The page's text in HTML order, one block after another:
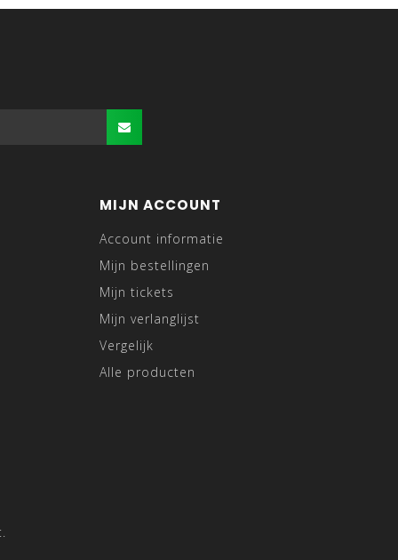
MIJN ACCOUNT
Account informatie
Mijn bestellingen
Mijn tickets
Mijn verlanglijst
Vergelijk
Alle producten